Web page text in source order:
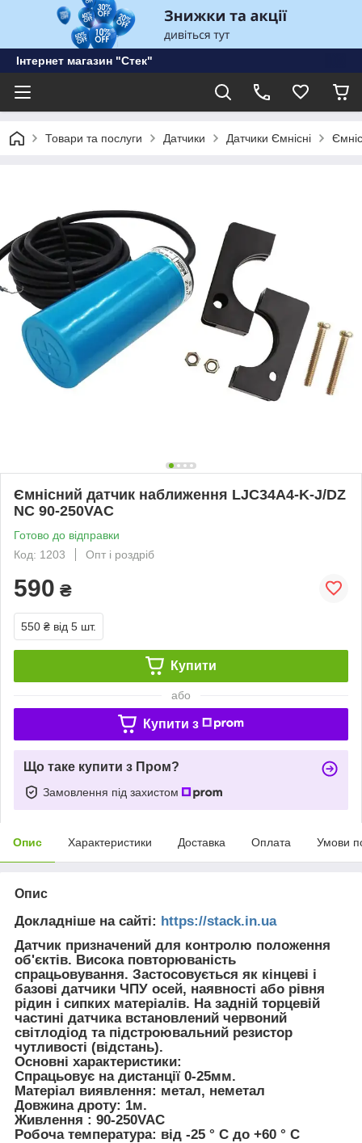
Інтернет магазин "Стек"
Товари та послуги Датчики Датчики Ємнісні
Ємнісний датчик наближення LJС34A4-K-J/DZ
NC 90-250VAC
Готово до відправки
Код: 1203
Опт і роздріб
590 ₴
550 ₴ від 5 шт.
Купити
або
Купити з
Що таке купити з Пром?
Замовлення під захистом
Опис Характеристики Доставка Оплата Умови
Опис
Докладніше на сайті: https://stack.in.ua
Датчик призначений для контролю положення
об'єктів. Висока повторюваність
спрацьовування. Застосовується як кінцеві і
базові датчики ЧПУ осей, наявності або рівня
рідин і сипких матеріалів. На задній торцевій
частині датчика встановлений червоний
світлодіод та підстроювальний резистор
чутливості (відстань).
Основні характеристики:
Спрацьовує на дистанції 0-25мм.
Матеріал виявлення: метал, неметал
Довжина дроту: 1м.
Живлення : 90-250VAC
Робоча температура: від -25 ° C до +60 ° C